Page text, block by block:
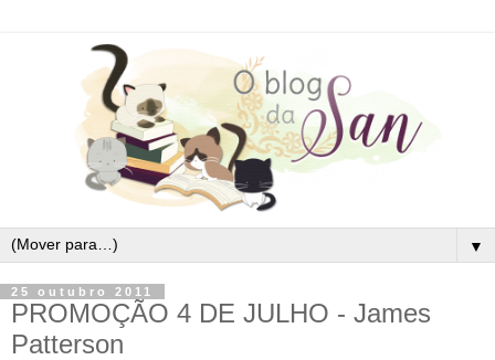
▼
25 outubro 2011
PROMOÇÃO 4 DE JULHO - James
Patterson